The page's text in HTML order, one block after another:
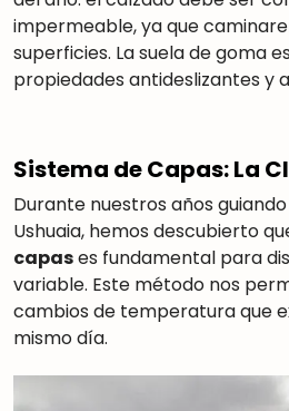
impermeable, ya que
superficies. La suela de goma
propiedades antideslizantes y
Sistema de Capas: La
Durante nuestros años
Ushuaia, hemos descubierto
capases fundamental para
variable. Este método nos
cambios de temperatura que
mismo día.